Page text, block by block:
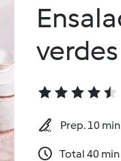
Prep. 10 min
Total 40 min